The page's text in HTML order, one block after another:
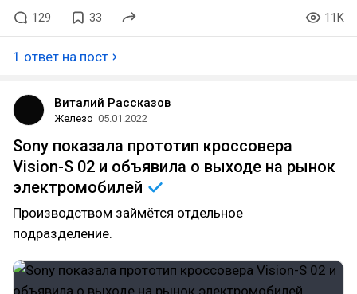
129 33 11K
1 ответ на пост
Виталий Рассказов
Железо 05.01.2022
Sony показала прототип кроссовера
Vision-S 02 и объявила о выходе на рынок
электромобилей
Производством займётся отдельное
подразделение.